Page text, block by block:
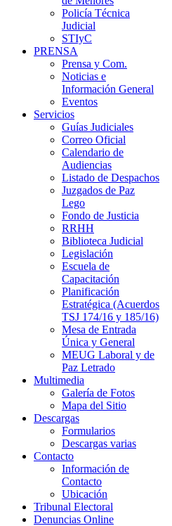
Policía Técnica
Judicial
STIyC
PRENSA
Prensa y Com.
Noticias e
Información General
Eventos
Servicios
Guías Judiciales
Correo Oficial
Calendario de
Audiencias
Listado de Despachos
Juzgados de Paz
Lego
Fondo de Justicia
RRHH
Biblioteca Judicial
Legislación
Escuela de
Capacitación
Planificación
Estratégica (Acuerdos
TSJ 174/16 y 185/16)
Mesa de Entrada
Única y General
MEUG Laboral y de
Paz Letrado
Multimedia
Galería de Fotos
Mapa del Sitio
Descargas
Formularios
Descargas varias
Contacto
Información de
Contacto
Ubicación
Tribunal Electoral
Denuncias Online